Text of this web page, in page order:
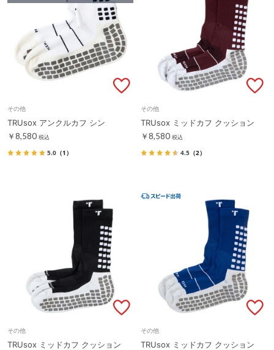
その他
TRUsox アンクルカフ シン
￥8,580 税込
5.0 （1）
その他
TRUsox ミッドカフ クッション
￥8,580 税込
4.5 （2）
その他
TRUsox ミッドカフ クッション
その他
TRUsox ミッドカフ クッション